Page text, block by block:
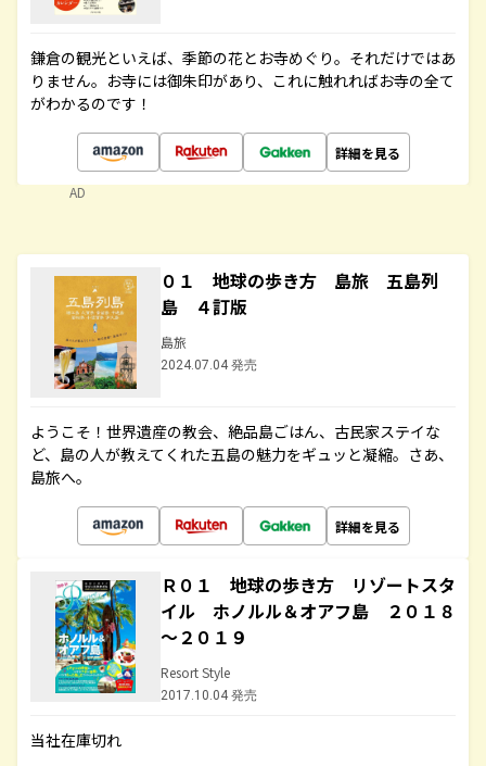
鎌倉の観光といえば、季節の花とお寺めぐり。それだけではあ
りません。お寺には御朱印があり、これに触れればお寺の全て
がわかるのです！
詳細を見る
AD
０１ 地球の歩き方 島旅 五島列
島 ４訂版
島旅
2024.07.04 発売
ようこそ！世界遺産の教会、絶品島ごはん、古民家ステイな
ど、島の人が教えてくれた五島の魅力をギュッと凝縮。さあ、
島旅へ。
詳細を見る
Ｒ０１ 地球の歩き方 リゾートスタ
イル ホノルル＆オアフ島 ２０１８
～２０１９
Resort Style
2017.10.04 発売
当社在庫切れ